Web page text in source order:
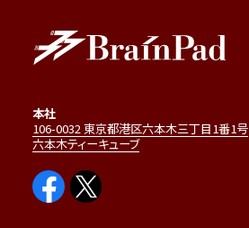
本社
106-0032 東京都港区六本木三丁目1番1号
六本木ティーキューブ